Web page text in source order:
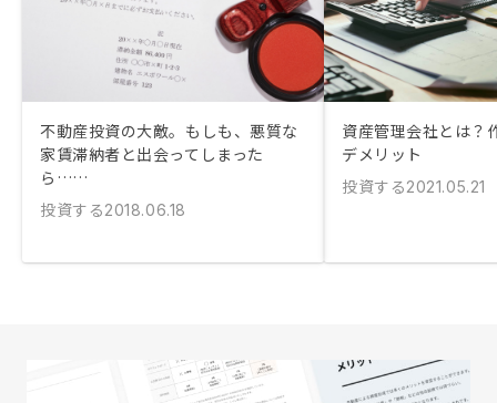
不動産投資の大敵。もしも、悪質な
家賃滞納者と出会ってしまった
ら……
投資する2018.06.18
資産管理会社とは？
デメリット
投資する2021.05.21